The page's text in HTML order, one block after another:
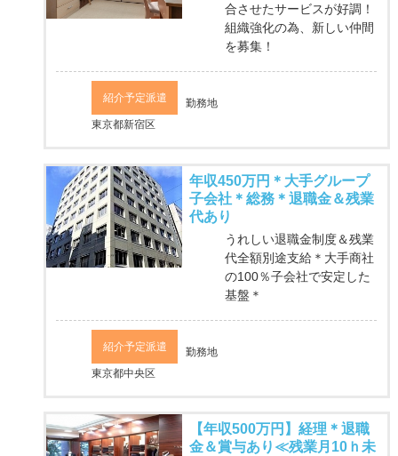
合させたサービスが好調！
組織強化の為、新しい仲間
を募集！
紹介予定派遣
勤務地
東京都新宿区
年収450万円＊大手グループ
子会社＊総務＊退職金＆残業
代あり
うれしい退職金制度＆残業
代全額別途支給＊大手商社
の100％子会社で安定した
基盤＊
紹介予定派遣
勤務地
東京都中央区
【年収500万円】経理＊退職
金＆賞与あり≪残業月10ｈ未